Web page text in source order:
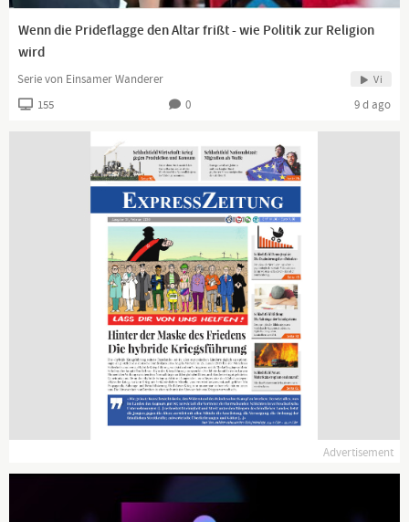
Tägliche News ab 19:45 Uhr auf www.kla.tv und ein wenig
später auch hier auf YouTube.
Dranbleiben lohnt sich!
www.kla.tv/news
Wenn die Prideflagge den Altar frißt - wie Politik zur Religion
wird
Serie von Einsamer Wanderer Vi
155 0 9 d ago
Advertisement